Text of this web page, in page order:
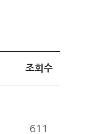
조회수
611